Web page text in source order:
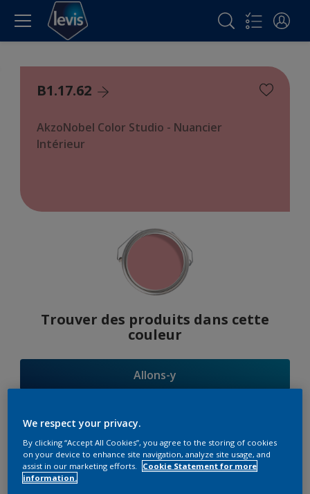
B1.17.62
AkzoNobel Color Studio - Nuancier
Intérieur
Trouver des produits dans cette
couleur
Allons-y
Suggestions
d'Harmonies
We respect your privacy.
By clicking “Accept All Cookies”, you agree to the storing of cookies
on your device to enhance site navigation, analyze site usage, and
assist in our marketing efforts.
Cookie Statement for more
information.